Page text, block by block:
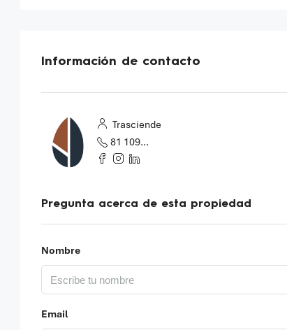
Información de contacto
Trasciende
81 1097 2655
Pregunta acerca de esta propiedad
Nombre
Email